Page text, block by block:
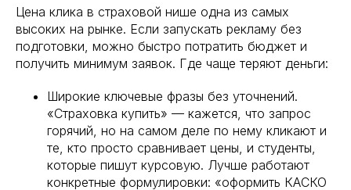
Цена клика в страховой нише одна из самых
высоких на рынке. Если запускать рекламу без
подготовки, можно быстро потратить бюджет и
получить минимум заявок. Где чаще теряют деньги:
Широкие ключевые фразы без уточнений.
«Страховка купить» — кажется, что запрос
горячий, но на самом деле по нему кликают и
те, кто просто сравнивает цены, и студенты,
которые пишут курсовую. Лучше работают
конкретные формулировки: «оформить КАСКО